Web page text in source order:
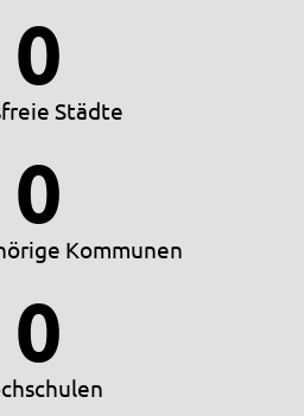
Städte
0
Kommunen
0
0